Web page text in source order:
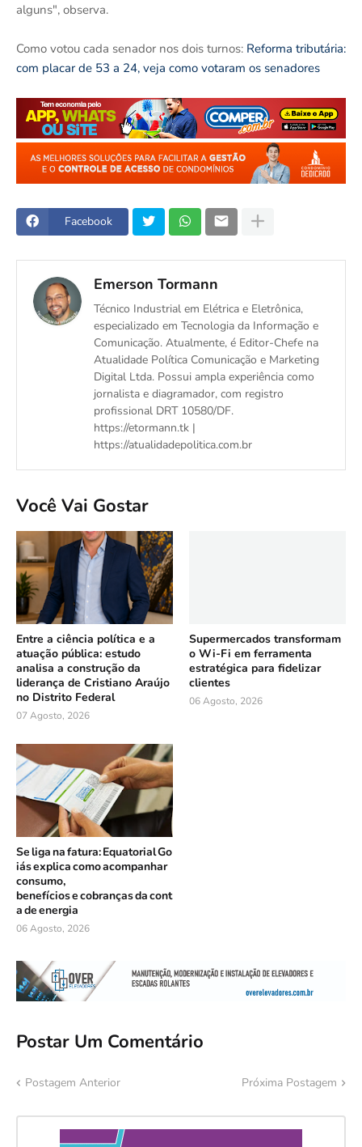
alguns", observa.
Como votou cada senador nos dois turnos: Reforma tributária:
com placar de 53 a 24, veja como votaram os senadores
Facebook
Emerson Tormann
Técnico Industrial em Elétrica e Eletrônica,
especializado em Tecnologia da Informação e
Comunicação. Atualmente, é Editor-Chefe na
Atualidade Política Comunicação e Marketing
Digital Ltda. Possui ampla experiência como
jornalista e diagramador, com registro
profissional DRT 10580/DF.
https://etormann.tk |
https://atualidadepolitica.com.br
Você Vai Gostar
Entre a ciência política e a
atuação pública: estudo
analisa a construção da
liderança de Cristiano Araújo
no Distrito Federal
07 Agosto, 2026
Supermercados transformam
o Wi-Fi em ferramenta
estratégica para fidelizar
clientes
06 Agosto, 2026
Se liga na fatura: Equatorial Go
iás explica como acompanhar
consumo,
benefícios e cobranças da cont
a de energia
06 Agosto, 2026
Postar Um Comentário
Postagem Anterior Próxima Postagem